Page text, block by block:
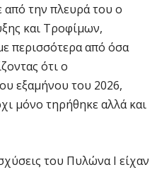
από την πλευρά του ο
και Τροφίμων,
περισσότερα από όσα
ότι ο
εξαμήνου του 2026,
μόνο τηρήθηκε αλλά και
του Πυλώνα Ι είχαν